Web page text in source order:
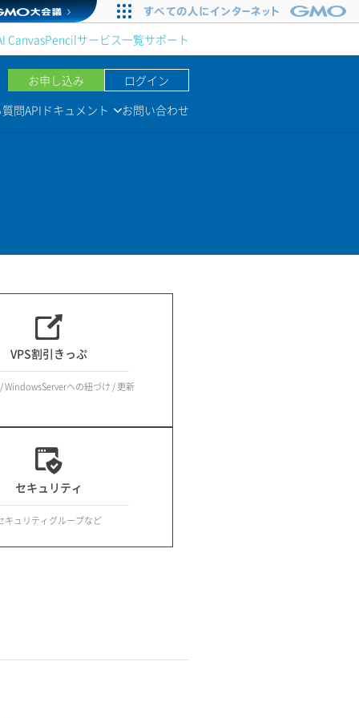
CanvasPencilサービス一覧サポート
お申し込み
ログイン
問APIドキュメント お問い合わせ
VPS割引きっぷ
WindowsServerへの紐づけ / 更新
セキュリティ
キュリティグループなど